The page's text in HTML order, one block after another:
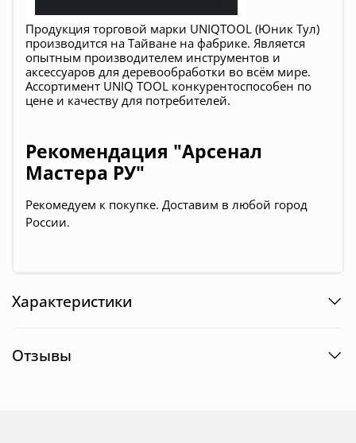
Продукция торговой марки UNIQTOOL (Юник Тул)
производится на Тайване на фабрике. Является
опытным производителем инструментов и
аксессуаров для деревообработки во всём мире.
Ассортимент UNIQ TOOL конкурентоспособен по
цене и качеству для потребителей.
Рекомендация "Арсенал
Мастера РУ"
Рекомедуем к покупке. Доставим в любой город
России.
Характеристики
Отзывы